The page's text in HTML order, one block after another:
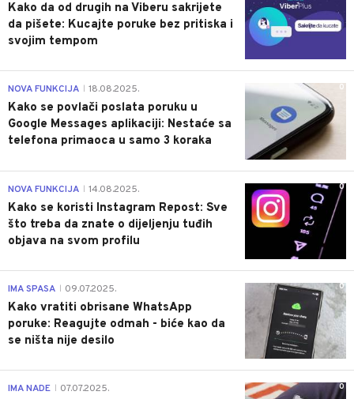
Kako da od drugih na Viberu sakrijete
da pišete: Kucajte poruke bez pritiska i
svojim tempom
0
NOVA FUNKCIJA 18.08.2025.
Kako se povlači poslata poruku u
Google Messages aplikaciji: Nestaće sa
telefona primaoca u samo 3 koraka
0
NOVA FUNKCIJA 14.08.2025.
Kako se koristi Instagram Repost: Sve
što treba da znate o dijeljenju tuđih
objava na svom profilu
0
IMA SPASA 09.07.2025.
Kako vratiti obrisane WhatsApp
poruke: Reagujte odmah - biće kao da
se ništa nije desilo
0
IMA NADE 07.07.2025.